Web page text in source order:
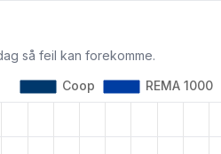
så feil kan forekomme.